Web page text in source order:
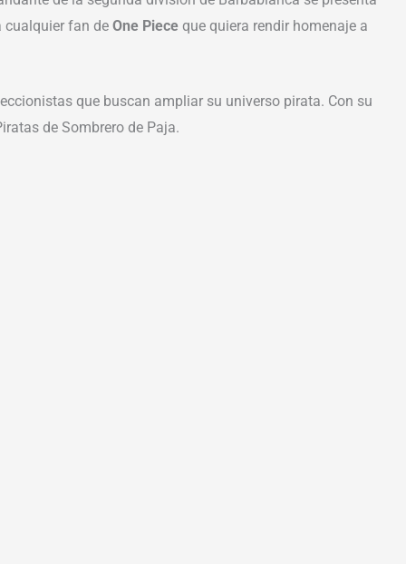
cualquier fan de One Piece que quiera rendir homenaje a
que buscan ampliar su universo pirata. Con su
de Sombrero de Paja.